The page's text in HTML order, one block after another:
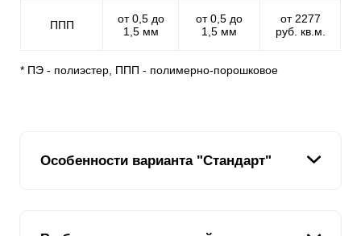
ППП
от 0,5 до
1,5 мм
от 0,5 до
1,5 мм
от 2277
руб. кв.м.
* ПЭ - полиэстер, ППП - полимерно-порошковое
Особенности варианта "Стандарт"
В линейке заборных конструкций вариант